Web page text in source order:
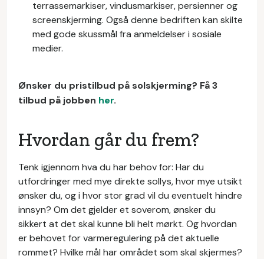
terrassemarkiser, vindusmarkiser, persienner og
screenskjerming. Også denne bedriften kan skilte
med gode skussmål fra anmeldelser i sosiale
medier.
Ønsker du pristilbud på solskjerming? Få 3
tilbud på jobben her.
Hvordan går du frem?
Tenk igjennom hva du har behov for: Har du
utfordringer med mye direkte sollys, hvor mye utsikt
ønsker du, og i hvor stor grad vil du eventuelt hindre
innsyn? Om det gjelder et soverom, ønsker du
sikkert at det skal kunne bli helt mørkt. Og hvordan
er behovet for varmeregulering på det aktuelle
rommet? Hvilke mål har området som skal skjermes?